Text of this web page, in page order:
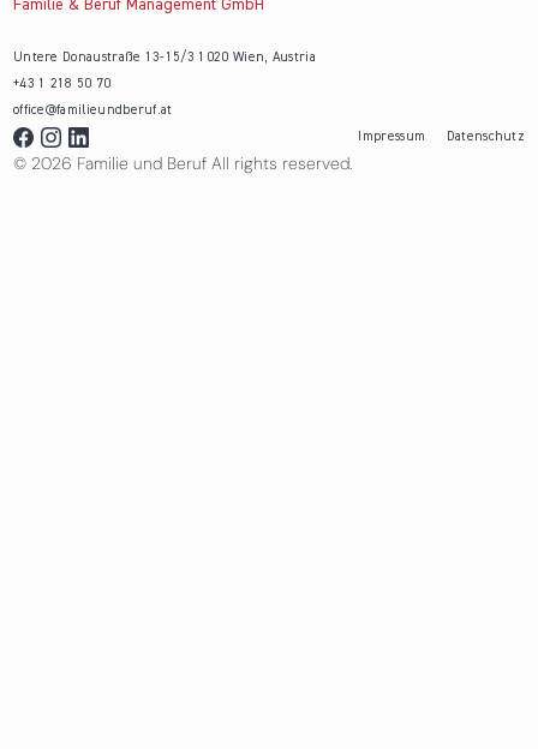
Familie & Beruf Management GmbH
Untere Donaustraße 13-15/3 1020 Wien, Austria
+43 1 218 50 70
office@familieundberuf.at
Impressum
Datenschutz
© 2026 Familie und Beruf All rights reserved.